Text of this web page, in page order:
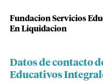
Fundacion Servicios
En Liquidacion
Datos de contacto
Educativos